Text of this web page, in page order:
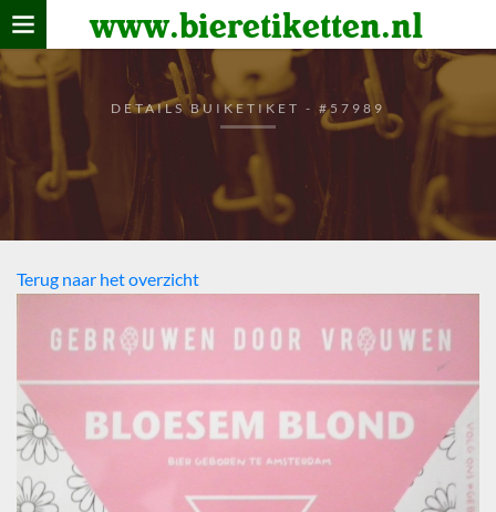
www.bieretiketten.nl
Home
verzamelen
De bierkaart
Bezoekers
DETAILS BUIKETIKET - #57989
Terug naar het overzicht